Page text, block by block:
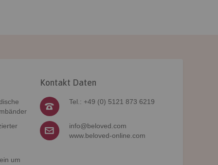
um
Kontakt Daten
Tel.: +49 (0) 5121 873 6219
info@beloved.com
www.beloved-online.com